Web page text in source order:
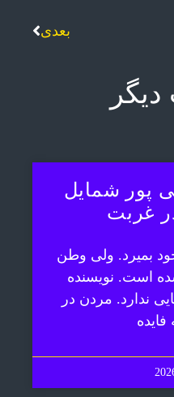
بعدی
پور شمایل
غربت
بمیرد. ولی وطن
است. نویسنده
ندارد. مردن در